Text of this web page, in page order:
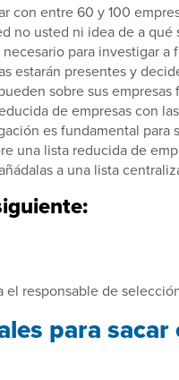
con entre 60 y 100
no usted ni idea de a qué
para investigar a
estarán presentes y
sobre sus empresas
de empresas con
es fundamental
una lista reducida de
a una lista
el responsable de
para